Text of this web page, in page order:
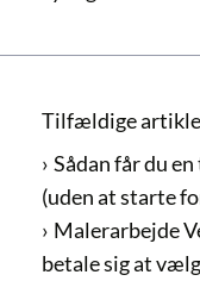
Tilfældige
Sådan får du
(uden at starte
Malerarbejde
betale sig at